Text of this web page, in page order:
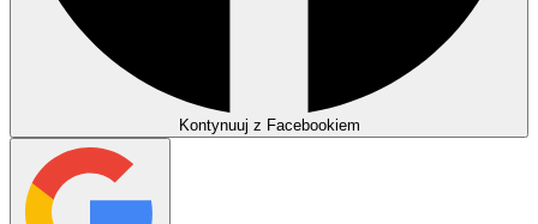
Kontynuuj z Facebookiem